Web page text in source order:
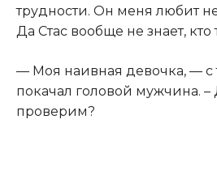
трудности. Он меня любит
Да Стас вообще не знает, кто
— Моя наивная девочка, — с
покачал головой мужчина. –
проверим?